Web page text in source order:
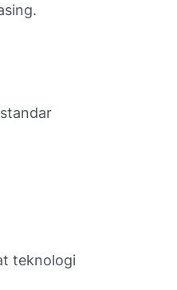
teknologi